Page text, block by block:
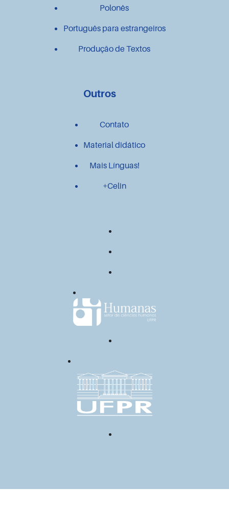
Polonês
Português para estrangeiros
Produção de Textos
Outros
Contato
Material didático
Mais Línguas!
+Celin